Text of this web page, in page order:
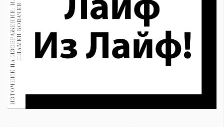
30+
Гурме
Пътувай
Здраве 389
И
З
Т
О
Ч
Н
И
К
Н
А
И
З
О
Б
Р
А
Ж
Е
Н
И
Е
:
И
Л
Ю
С
Т
Р
А
Ц
И
Я
:
П
Л
А
М
Е
Н
К
О
В
А
Ч
ЕВ